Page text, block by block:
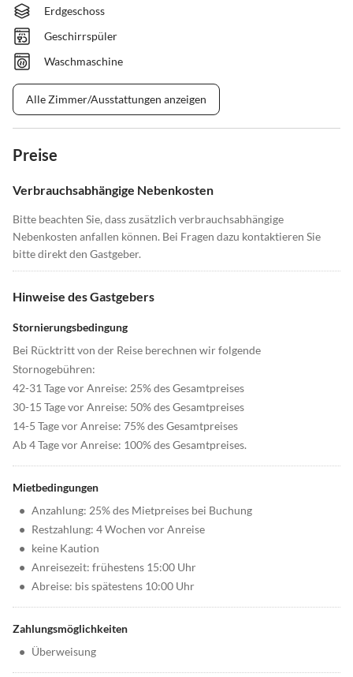
Erdgeschoss
Geschirrspüler
Waschmaschine
Alle Zimmer/Ausstattungen anzeigen
Preise
Verbrauchsabhängige Nebenkosten
Bitte beachten Sie, dass zusätzlich verbrauchsabhängige
Nebenkosten anfallen können. Bei Fragen dazu kontaktieren Sie
bitte direkt den Gastgeber.
Hinweise des Gastgebers
Stornierungsbedingung
Bei Rücktritt von der Reise berechnen wir folgende
Stornogebühren:
42-31 Tage vor Anreise: 25% des Gesamtpreises
30-15 Tage vor Anreise: 50% des Gesamtpreises
14-5 Tage vor Anreise: 75% des Gesamtpreises
Ab 4 Tage vor Anreise: 100% des Gesamtpreises.
Mietbedingungen
• Anzahlung: 25% des Mietpreises bei Buchung
• Restzahlung: 4 Wochen vor Anreise
• keine Kaution
• Anreisezeit: frühestens 15:00 Uhr
• Abreise: bis spätestens 10:00 Uhr
Zahlungsmöglichkeiten
• Überweisung